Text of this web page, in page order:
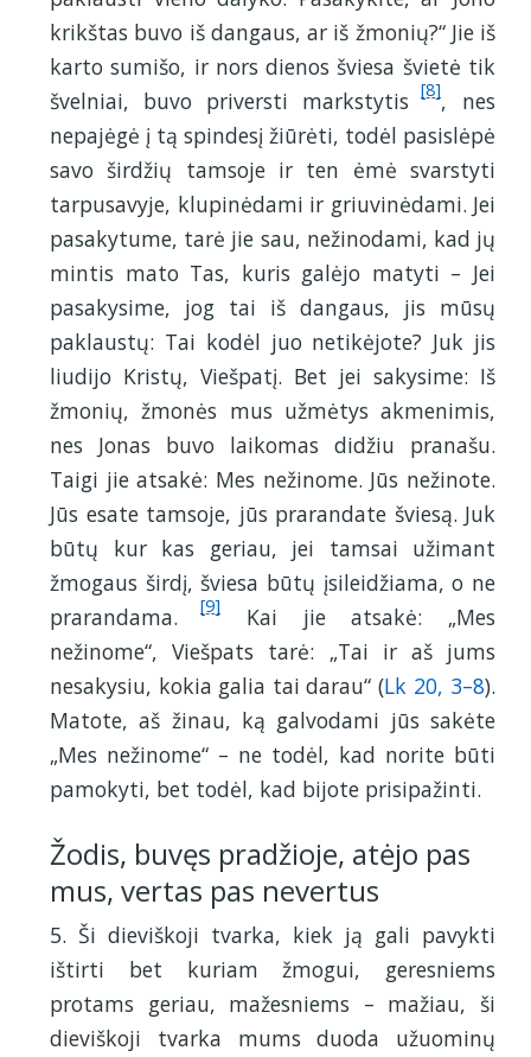
krikštas buvo iš dangaus, ar iš žmonių?“ Jie iš
karto sumišo, ir nors dienos šviesa švietė tik
švelniai, buvo priversti markstytis [8], nes
nepajėgė į tą spindesį žiūrėti, todėl pasislėpė
savo širdžių tamsoje ir ten ėmė svarstyti
tarpusavyje, klupinėdami ir griuvinėdami. Jei
pasakytume, tarė jie sau, nežinodami, kad jų
mintis mato Tas, kuris galėjo matyti – Jei
pasakysime, jog tai iš dangaus, jis mūsų
paklaustų: Tai kodėl juo netikėjote? Juk jis
liudijo Kristų, Viešpatį. Bet jei sakysime: Iš
žmonių, žmonės mus užmėtys akmenimis,
nes Jonas buvo laikomas didžiu pranašu.
Taigi jie atsakė: Mes nežinome. Jūs nežinote.
Jūs esate tamsoje, jūs prarandate šviesą. Juk
būtų kur kas geriau, jei tamsai užimant
žmogaus širdį, šviesa būtų įsileidžiama, o ne
prarandama.
[9]
Kai jie atsakė: „Mes
nežinome“, Viešpats tarė: „Tai ir aš jums
nesakysiu, kokia galia tai darau“ (Lk 20, 3–8).
Matote, aš žinau, ką galvodami jūs sakėte
„Mes nežinome“ – ne todėl, kad norite būti
pamokyti, bet todėl, kad bijote prisipažinti.
Žodis, buvęs pradžioje, atėjo pas
mus, vertas pas nevertus
5. Ši dieviškoji tvarka, kiek ją gali pavykti
ištirti bet kuriam žmogui, geresniems
protams geriau, mažesniems – mažiau, ši
dieviškoji tvarka mums duoda užuominų